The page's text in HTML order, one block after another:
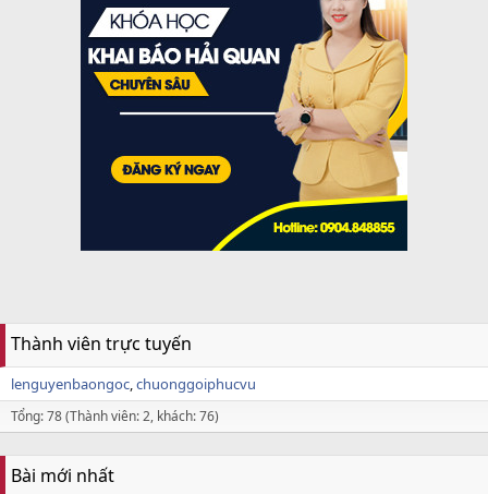
Thành viên trực tuyến
lenguyenbaongoc chuonggoiphucvu
Tổng: 78 (Thành viên: 2, khách: 76)
Bài mới nhất